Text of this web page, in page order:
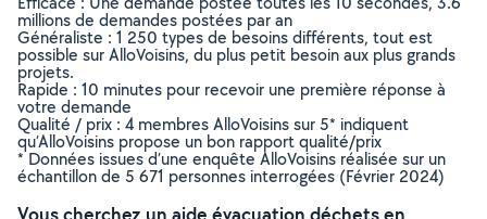
millions de demandes postées par an
Généraliste : 1 250 types de besoins différents, tout est
possible sur AlloVoisins, du plus petit besoin aux plus grands
projets.
Rapide : 10 minutes pour recevoir une première réponse à
votre demande
Qualité / prix : 4 membres AlloVoisins sur 5* indiquent
qu’AlloVoisins propose un bon rapport qualité/prix
* Données issues d’une enquête AlloVoisins réalisée sur un
échantillon de 5 671 personnes interrogées (Février 2024)